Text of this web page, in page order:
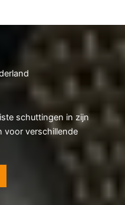
schuttingen in zijn
voor verschillende